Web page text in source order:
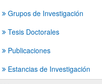
Grupos de Investigación
Tesis Doctorales
Publicaciones
Estancias de Investigación